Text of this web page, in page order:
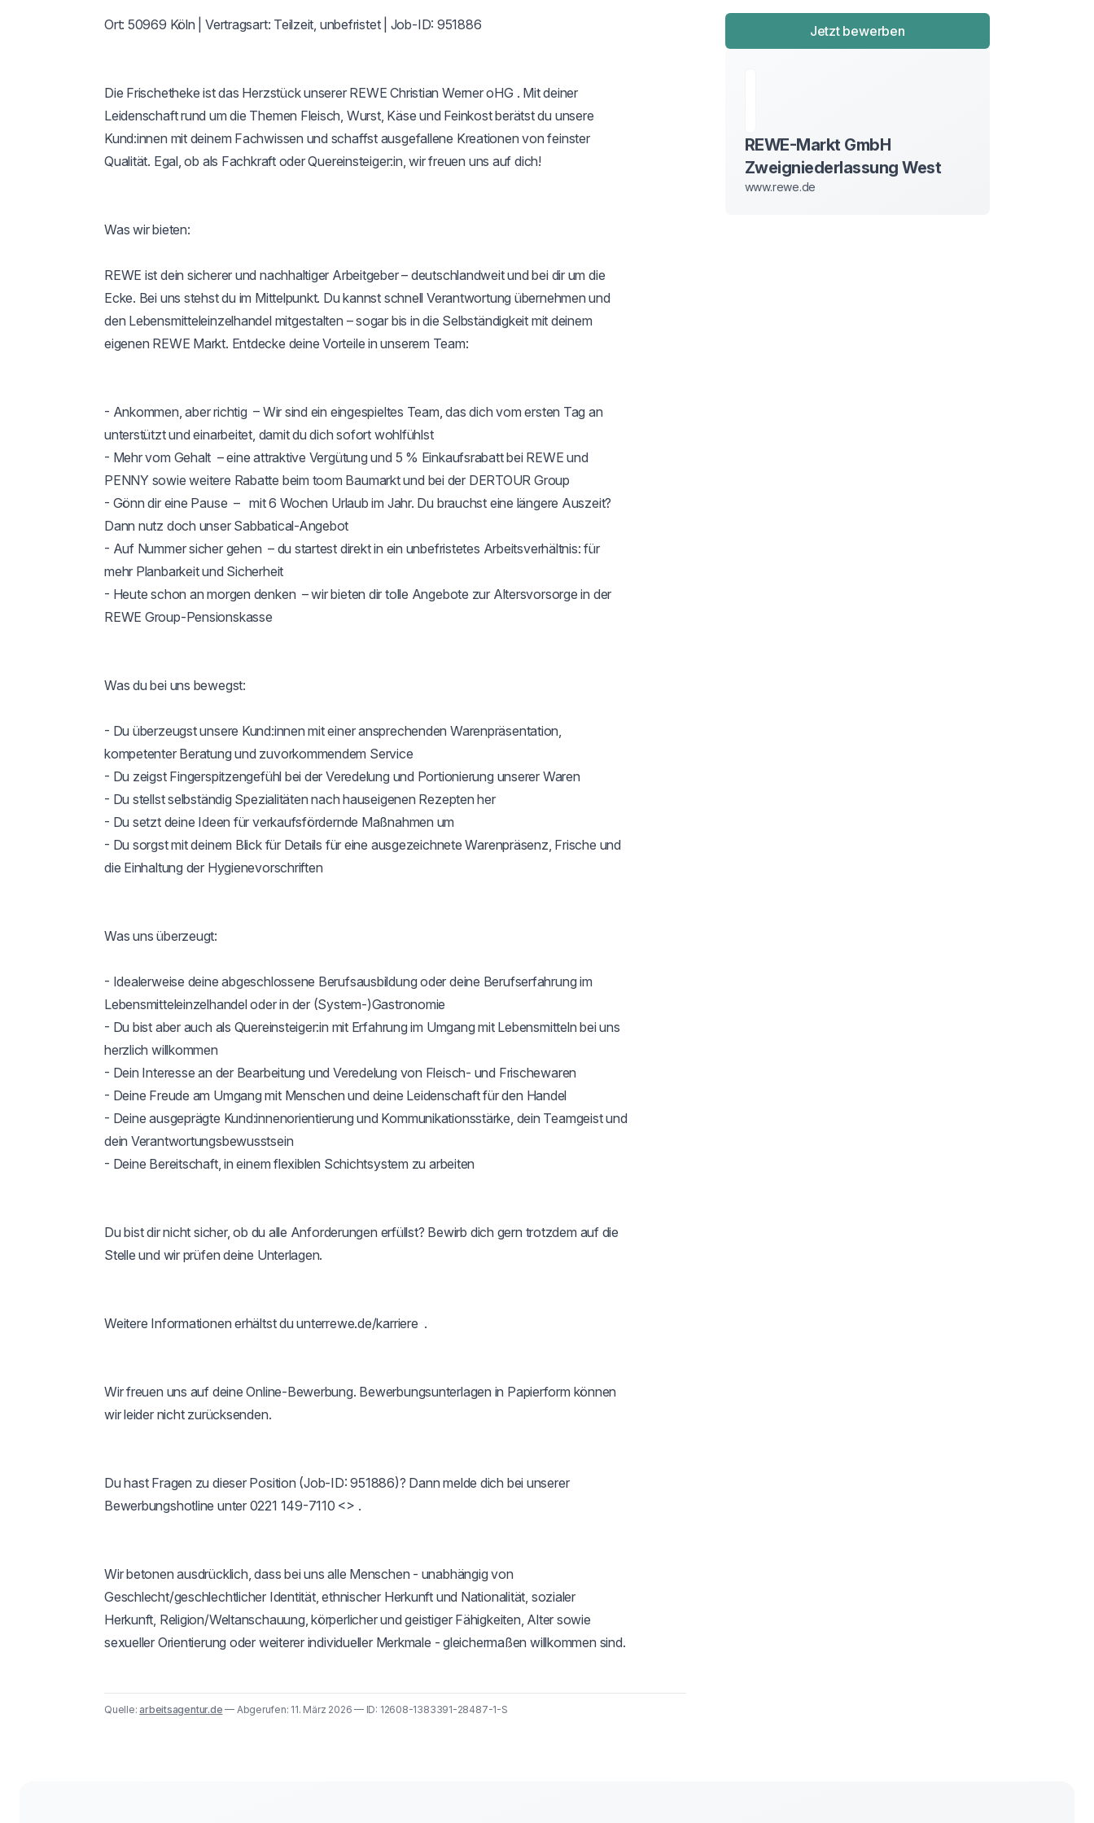
Ort: 50969 Köln | Vertragsart: Teilzeit, unbefristet | Job-ID: 951886
Die Frischetheke ist das Herzstück unserer REWE Christian Werner oHG . Mit deiner
Leidenschaft rund um die Themen Fleisch, Wurst, Käse und Feinkost berätst du unsere
Kund:innen mit deinem Fachwissen und schaffst ausgefallene Kreationen von feinster
Qualität. Egal, ob als Fachkraft oder Quereinsteiger:in, wir freuen uns auf dich!
Was wir bieten:
REWE ist dein sicherer und nachhaltiger Arbeitgeber – deutschlandweit und bei dir um die
Ecke. Bei uns stehst du im Mittelpunkt. Du kannst schnell Verantwortung übernehmen und
den Lebensmitteleinzelhandel mitgestalten – sogar bis in die Selbständigkeit mit deinem
eigenen REWE Markt. Entdecke deine Vorteile in unserem Team:
- Ankommen, aber richtig  – Wir sind ein eingespieltes Team, das dich vom ersten Tag an
unterstützt und einarbeitet, damit du dich sofort wohlfühlst
- Mehr vom Gehalt  – eine attraktive Vergütung und 5 % Einkaufsrabatt bei REWE und
PENNY sowie weitere Rabatte beim toom Baumarkt und bei der DERTOUR Group
- Gönn dir eine Pause  –   mit 6 Wochen Urlaub im Jahr. Du brauchst eine längere Auszeit?
Dann nutz doch unser Sabbatical-Angebot
- Auf Nummer sicher gehen  – du startest direkt in ein unbefristetes Arbeitsverhältnis: für
mehr Planbarkeit und Sicherheit
- Heute schon an morgen denken  – wir bieten dir tolle Angebote zur Altersvorsorge in der
REWE Group-Pensionskasse
Was du bei uns bewegst:
- Du überzeugst unsere Kund:innen mit einer ansprechenden Warenpräsentation,
kompetenter Beratung und zuvorkommendem Service
- Du zeigst Fingerspitzengefühl bei der Veredelung und Portionierung unserer Waren
- Du stellst selbständig Spezialitäten nach hauseigenen Rezepten her
- Du setzt deine Ideen für verkaufsfördernde Maßnahmen um
- Du sorgst mit deinem Blick für Details für eine ausgezeichnete Warenpräsenz, Frische und
die Einhaltung der Hygienevorschriften
Was uns überzeugt:
- Idealerweise deine abgeschlossene Berufsausbildung oder deine Berufserfahrung im
Lebensmitteleinzelhandel oder in der (System-)Gastronomie
- Du bist aber auch als Quereinsteiger:in mit Erfahrung im Umgang mit Lebensmitteln bei uns
herzlich willkommen
- Dein Interesse an der Bearbeitung und Veredelung von Fleisch- und Frischewaren
- Deine Freude am Umgang mit Menschen und deine Leidenschaft für den Handel
- Deine ausgeprägte Kund:innenorientierung und Kommunikationsstärke, dein Teamgeist und
dein Verantwortungsbewusstsein
- Deine Bereitschaft, in einem flexiblen Schichtsystem zu arbeiten
Du bist dir nicht sicher, ob du alle Anforderungen erfüllst? Bewirb dich gern trotzdem auf die
Stelle und wir prüfen deine Unterlagen.
Weitere Informationen erhältst du unterrewe.de/karriere  .
Wir freuen uns auf deine Online-Bewerbung. Bewerbungsunterlagen in Papierform können
wir leider nicht zurücksenden.
Du hast Fragen zu dieser Position (Job-ID: 951886)? Dann melde dich bei unserer
Bewerbungshotline unter 0221 149-7110 <> .
Wir betonen ausdrücklich, dass bei uns alle Menschen - unabhängig von
Geschlecht/geschlechtlicher Identität, ethnischer Herkunft und Nationalität, sozialer
Herkunft, Religion/Weltanschauung, körperlicher und geistiger Fähigkeiten, Alter sowie
sexueller Orientierung oder weiterer individueller Merkmale - gleichermaßen willkommen sind.
Quelle:arbeitsagentur.de — Abgerufen: 11. März 2026 — ID: 12608-1383391-28487-1-S
Jetzt bewerben
REWE-Markt GmbH
Zweigniederlassung West
www.rewe.de